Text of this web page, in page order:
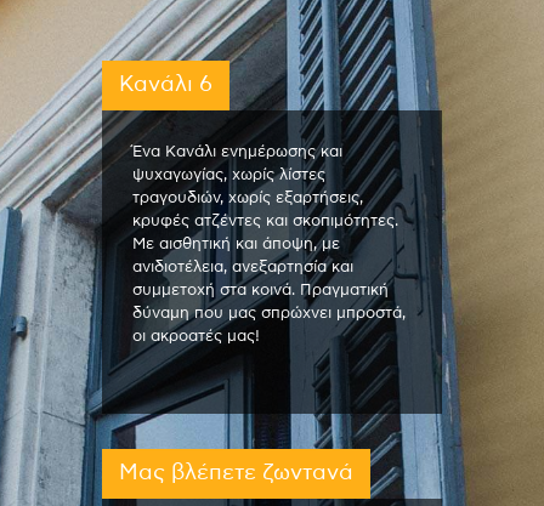
Κανάλι 6
Ένα Κανάλι ενημέρωσης και
ψυχαγωγίας, χωρίς λίστες
τραγουδιών, χωρίς εξαρτήσεις,
κρυφές ατζέντες και σκοπιμότητες.
Με αισθητική και άποψη, με
ανιδιοτέλεια, ανεξαρτησία και
συμμετοχή στα κοινά. Πραγματική
δύναμη που μας σπρώχνει μπροστά,
οι ακροατές μας!
Μας βλέπετε ζωντανά